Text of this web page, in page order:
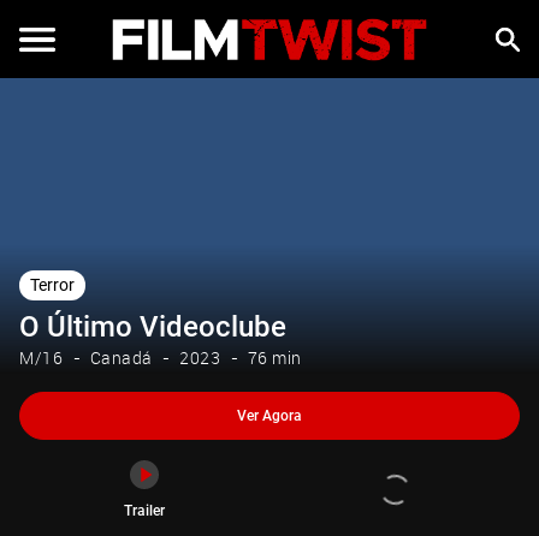
Terror
O Último Videoclube
M/16 Canadá 2023 76 min
Ver Agora
Trailer